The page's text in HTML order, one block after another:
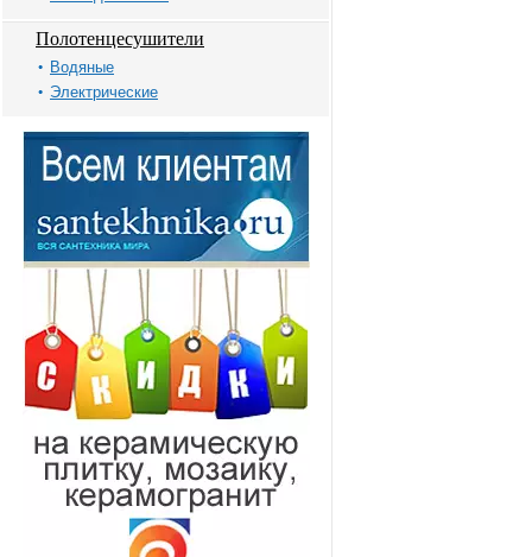
Полотенцесушители
Водяные
Электрические